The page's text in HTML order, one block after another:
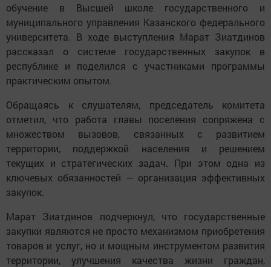
обучение в Высшей школе государственного и
муниципального управления Казанского федерального
университета. В ходе выступления Марат Зиатдинов
рассказал о системе государственных закупок в
республике и поделился с участниками программы
практическим опытом.
Обращаясь к слушателям, председатель комитета
отметил, что работа главы поселения сопряжена с
множеством вызовов, связанных с развитием
территории, поддержкой населения и решением
текущих и стратегических задач. При этом одна из
ключевых обязанностей — организация эффективных
закупок.
Марат Зиатдинов подчеркнул, что государственные
закупки являются не просто механизмом приобретения
товаров и услуг, но и мощным инструментом развития
территории, улучшения качества жизни граждан,